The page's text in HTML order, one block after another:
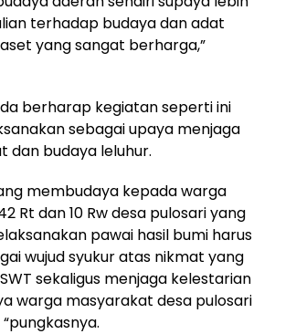
terhadap budaya dan adat
yang sangat berharga,”
berharap kegiatan seperti ini
sebagai upaya menjaga
dan budaya leluhur.
membudaya kepada warga
Rt dan 10 Rw desa pulosari yang
pawai hasil bumi harus
wujud syukur atas nikmat yang
sekaligus menjaga kelestarian
warga masyarakat desa pulosari